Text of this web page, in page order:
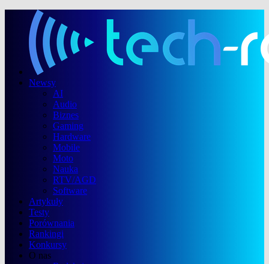
Newsy
AI
Audio
Biznes
Gaming
Hardware
Mobile
Moto
Nauka
RTV/AGD
Software
Artykuły
Testy
Porównania
Rankingi
Konkursy
O nas